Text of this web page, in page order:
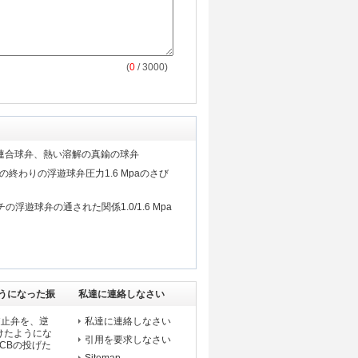
(0 / 3000)
合球弁、熱い溶解の真鍮の球弁
終わりの浮遊球弁圧力1.6 Mpaのさび
の浮遊球弁の通された関係1.0/1.6 Mpa
になった振
弁を、逆
たようにな
の投げた
私達に連絡しなさい
私達に連絡しなさい
引用を要求しなさい